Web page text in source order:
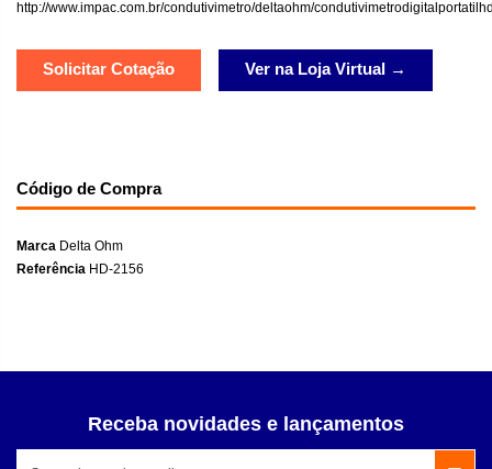
http://www.impac.com.br/condutivimetro/deltaohm/
Solicitar Cotação Ver na Loja Virtual →
Código de Compra
Marca Delta Ohm
Referência HD-2156
Receba novidades e lançamentos